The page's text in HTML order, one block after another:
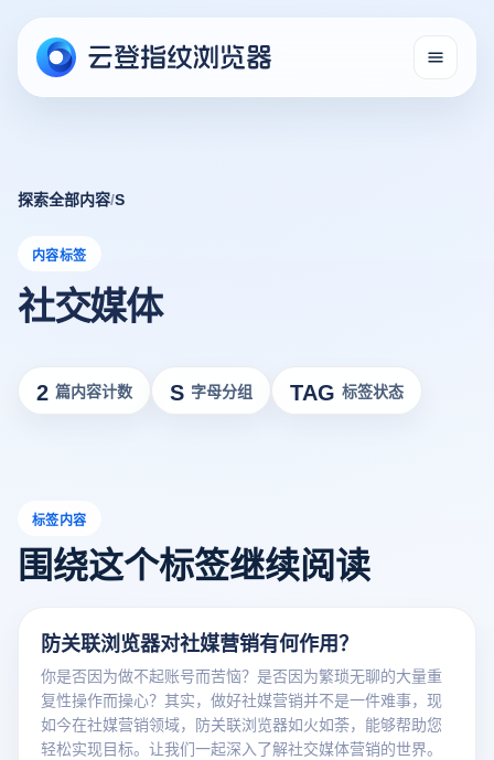
探索全部内容/S
内容标签
社交媒体
2 篇内容计数 S 字母分组 TAG 标签状态
标签内容
围绕这个标签继续阅读
防关联浏览器对社媒营销有何作用？
你是否因为做不起账号而苦恼？是否因为繁琐无聊的大量重
复性操作而操心？其实，做好社媒营销并不是一件难事，现
如今在社媒营销领域，防关联浏览器如火如荼，能够帮助您
轻松实现目标。让我们一起深入了解社交媒体营销的世界。